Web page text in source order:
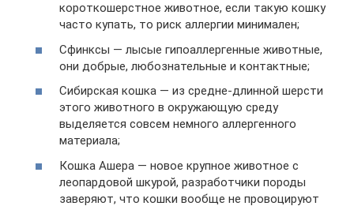
короткошерстное животное, если такую кошку
часто купать, то риск аллергии минимален;
Сфинксы — лысые гипоаллергенные животные,
они добрые, любознательные и контактные;
Сибирская кошка — из средне-длинной шерсти
этого животного в окружающую среду
выделяется совсем немного аллергенного
материала;
Кошка Ашера — новое крупное животное с
леопардовой шкурой, разработчики породы
заверяют, что кошки вообще не провоцируют